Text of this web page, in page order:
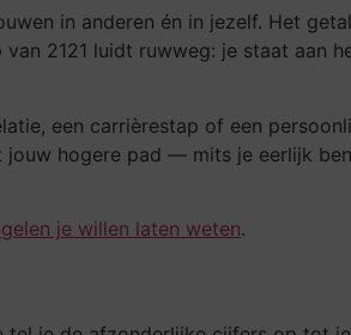
in anderen én in jezelf. Het
2121 luidt ruwweg: je staat aan
een carrièrestap of een
jouw hogere pad — mits je eerlijk
je willen laten weten.